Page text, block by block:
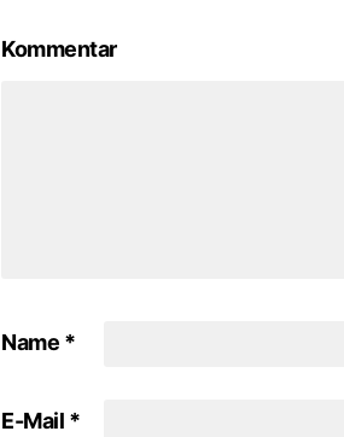
Kommentar
Name *
E-Mail *